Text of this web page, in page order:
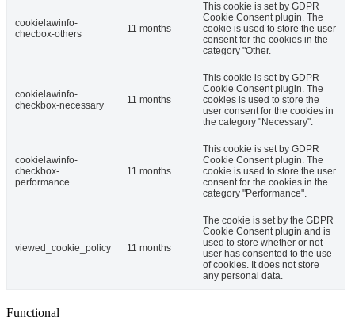
cookielawinfo-
checbox-others
11 months
This cookie is set by GDPR
Cookie Consent plugin. The
cookie is used to store the user
consent for the cookies in the
category "Other.
cookielawinfo-
checkbox-necessary
11 months
This cookie is set by GDPR
Cookie Consent plugin. The
cookies is used to store the
user consent for the cookies in
the category "Necessary".
cookielawinfo-
checkbox-
performance
11 months
This cookie is set by GDPR
Cookie Consent plugin. The
cookie is used to store the user
consent for the cookies in the
category "Performance".
viewed_cookie_policy 11 months
The cookie is set by the GDPR
Cookie Consent plugin and is
used to store whether or not
user has consented to the use
of cookies. It does not store
any personal data.
Functional